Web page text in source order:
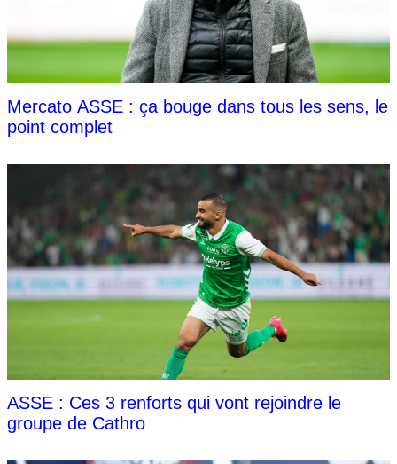
Mercato ASSE : ça bouge dans tous les sens, le
point complet
ASSE : Ces 3 renforts qui vont rejoindre le
groupe de Cathro